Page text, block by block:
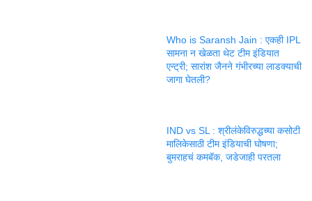
Who is Saransh Jain : एकही IPL
सामना न खेळता थेट टीम इंडियात
एन्ट्री; सारांश जैनने गंभीरच्या लाडक्याची
जागा घेतली?
IND vs SL : श्रीलंकेविरुद्धच्या कसोटी
मालिकेसाठी टीम इंडियाची घोषणा;
बुमराहचं कमबॅक, जडेजाही परतला